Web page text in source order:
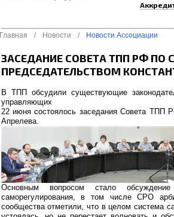
Главная / Новости / Новости Ассоциации
ЗАСЕДАНИЕ СОВЕТА ТПП РФ
ПРЕДСЕДАТЕЛЬСТВОМ
В ТПП обсудили существующие
управляющих
22 июня состоялось заседания Совета ТПП
Апрелева.
Основным вопросом стало
саморегулирования, в том числе СРО
сообщества отметили, что в целом система